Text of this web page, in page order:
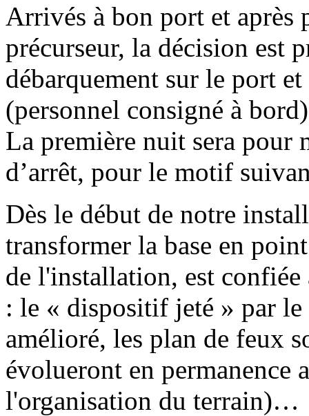
Arrivés à bon port et après
précurseur, la décision est
débarquement sur le port
(personnel consigné à
La première nuit sera pour
d’arrêt, pour le motif
Dès le début de notre
transformer la base en
de l'installation, est
: le « dispositif jeté » par le
amélioré, les plan de feux
évolueront en permanence
l'organisation du terrain)…